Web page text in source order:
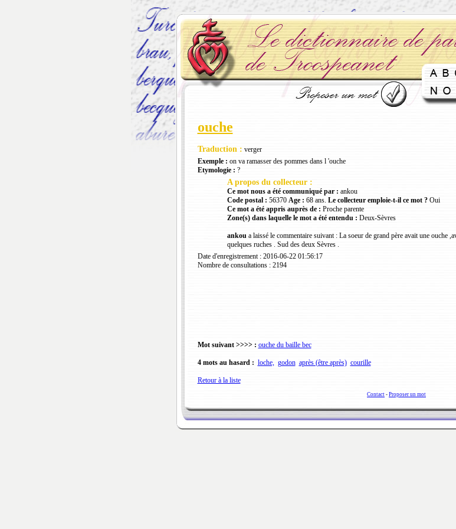
ouche
Traduction : verger
Exemple : on va ramasser des pommes dans l 'ouche
Etymologie : ?
A propos du collecteur :
Ce mot nous a été communiqué par : ankou
Code postal : 56370 Age : 68 ans. Le collecteur emploie-t-il ce mot ?Oui
Ce mot a été appris auprès de : Proche parente
Zone(s) dans laquelle le mot a été entendu : Deux-Sèvres
ankoua laissé le commentaire suivant : La soeur de grand père avait une ouche
quelques ruches . Sud des deux Sèvres .
Date d'enregistrement : 2016-06-22 01:56:17
Nombre de consultations : 2194
Mot suivant >>>> : ouche du baille bec
4 mots au hasard : loche, godon après (être après) courille
Retour à la liste
Contact - Proposer un mot